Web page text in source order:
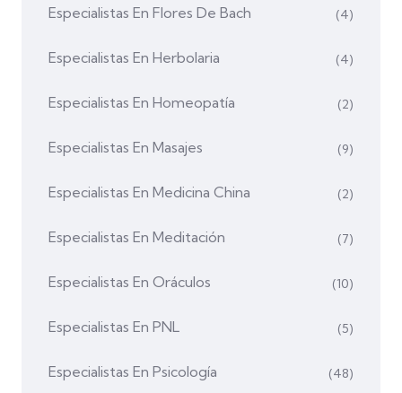
Especialistas En Flores De Bach (4)
Especialistas En Herbolaria (4)
Especialistas En Homeopatía (2)
Especialistas En Masajes (9)
Especialistas En Medicina China (2)
Especialistas En Meditación (7)
Especialistas En Oráculos (10)
Especialistas En PNL (5)
Especialistas En Psicología (48)